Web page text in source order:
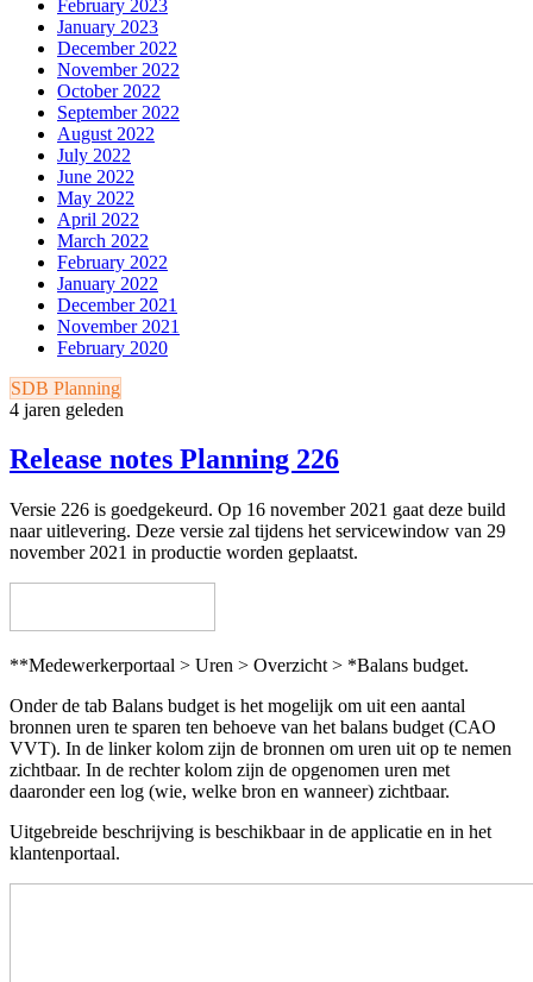
February 2023
January 2023
December 2022
November 2022
October 2022
September 2022
August 2022
July 2022
June 2022
May 2022
April 2022
March 2022
February 2022
January 2022
December 2021
November 2021
February 2020
SDB Planning
4 jaren geleden
Release notes Planning 226
Versie 226 is goedgekeurd. Op 16 november 2021 gaat deze build
naar uitlevering. Deze versie zal tijdens het servicewindow van 29
november 2021 in productie worden geplaatst.
**Medewerkerportaal > Uren > Overzicht > *Balans budget.
Onder de tab Balans budget is het mogelijk om uit een aantal
bronnen uren te sparen ten behoeve van het balans budget (CAO
VVT). In de linker kolom zijn de bronnen om uren uit op te nemen
zichtbaar. In de rechter kolom zijn de opgenomen uren met
daaronder een log (wie, welke bron en wanneer) zichtbaar.
Uitgebreide beschrijving is beschikbaar in de applicatie en in het
klantenportaal.